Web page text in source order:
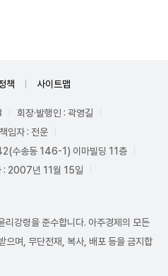
책 사이트맵
회장·발행인 : 곽영길
임자 : 전운
수송동 146-1) 이마빌딩 11층
: 2007년 11월 15일
리강령을 준수합니다. 아주경제의 모든
으며, 무단전재, 복사, 배포 등을 금지합